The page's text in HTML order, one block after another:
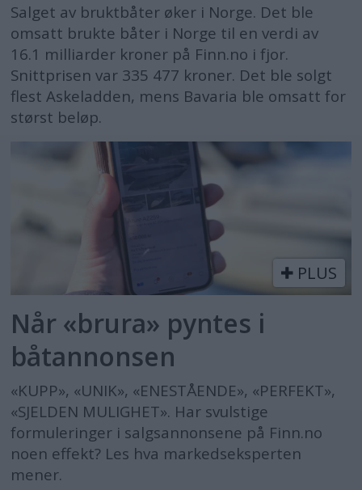
Salget av bruktbåter øker i Norge. Det ble
omsatt brukte båter i Norge til en verdi av
16.1 milliarder kroner på Finn.no i fjor.
Snittprisen var 335 477 kroner. Det ble solgt
flest Askeladden, mens Bavaria ble omsatt for
størst beløp.
PLUS
Når «brura» pyntes i
båtannonsen
«KUPP», «UNIK», «ENESTÅENDE», «PERFEKT»,
«SJELDEN MULIGHET». Har svulstige
formuleringer i salgsannonsene på Finn.no
noen effekt? Les hva markedseksperten
mener.